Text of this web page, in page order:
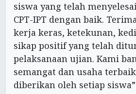
siswa yang telah
CPT-IPT dengan baik.
kerja keras, ketekunan,
sikap positif yang telah
pelaksanaan ujian. Kami
semangat dan usaha
diberikan oleh setiap